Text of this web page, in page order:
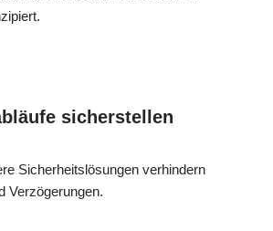
sicherstellen
Sicherheitslösungen verhindern
Verzögerungen.